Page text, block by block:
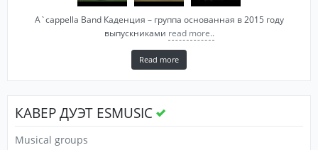
A`cappella Band Каденция – группа основанная в 2015 году
выпускниками read more..
Read more
КАВЕР ДУЭТ ESMUSIC
Musical groups